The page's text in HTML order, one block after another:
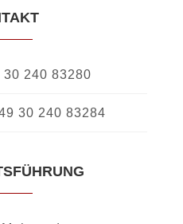
30 240 83280
30 240 83284